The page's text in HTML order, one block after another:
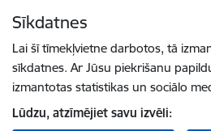
Sīkdatnes
Lai šī tīmekļvietne darbotos, tā
sīkdatnes. Ar Jūsu piekrišanu
izmantotas statistikas un sociālo
Lūdzu, atzīmējiet savu izvēli: